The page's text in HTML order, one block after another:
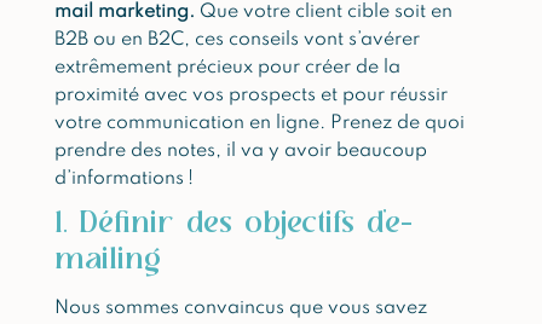
mail marketing. Que votre client cible soit en
B2B ou en B2C, ces conseils vont s’avérer
extrêmement précieux pour créer de la
proximité avec vos prospects et pour réussir
votre communication en ligne. Prenez de quoi
prendre des notes, il va y avoir beaucoup
d’informations !
1. Définir des objectifs d’e-
mailing
Nous sommes convaincus que vous savez